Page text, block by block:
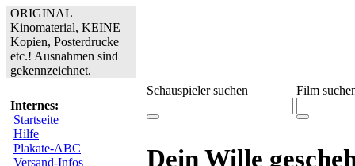
ORIGINAL
Kinomaterial, KEINE
Kopien, Posterdrucke
etc.! Ausnahmen sind
gekennzeichnet.
Internes:
Startseite
Hilfe
Plakate-ABC
Versand-Infos
Schauspieler suchen Film
Dein Wille